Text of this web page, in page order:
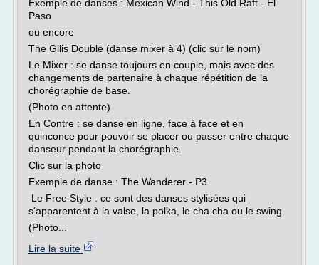
Exemple de danses : Mexican Wind - This Old Raft - El
Paso
ou encore
The Gilis Double (danse mixer à 4) (clic sur le nom)
Le Mixer : se danse toujours en couple, mais avec des
changements de partenaire à chaque répétition de la
chorégraphie de base.
(Photo en attente)
En Contre : se danse en ligne, face à face et en
quinconce pour pouvoir se placer ou passer entre chaque
danseur pendant la chorégraphie.
Clic sur la photo
Exemple de danse : The Wanderer - P3
Le Free Style : ce sont des danses stylisées qui
s'apparentent à la valse, la polka, le cha cha ou le swing
(Photo...
Lire la suite